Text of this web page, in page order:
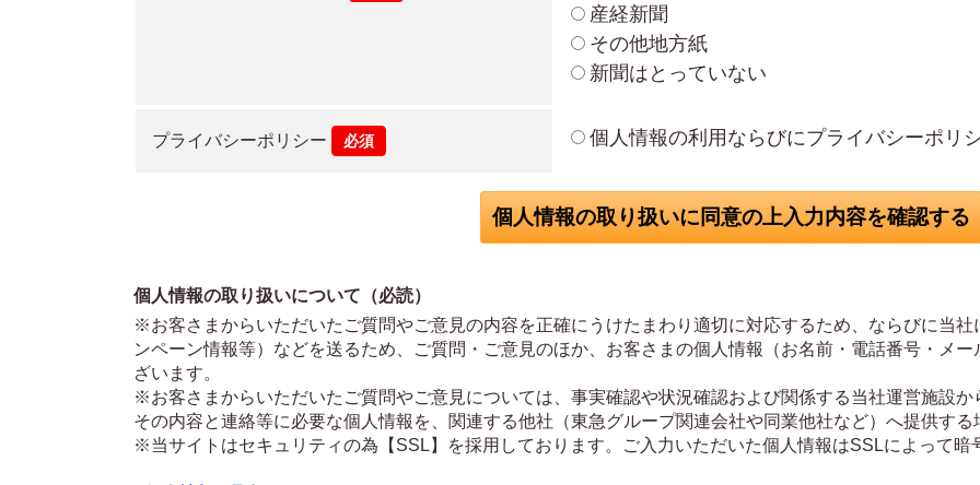
産経新聞
その他地方紙
新聞はとっていない
プライバシーポリシー 必須 個人情報の利用ならびにプライバシーポリ
個人情報の取り扱いについて（必読）
※お客さまからいただいたご質問やご意見の内容を正確にうけたまわり適切に対応するため、ならびに当
ンペーン情報等）などを送るため、ご質問・ご意見のほか、お客さまの個人情報（お名前・電話番号・メ
ざいます。
※お客さまからいただいたご質問やご意見については、事実確認や状況確認および関係する当社運営施設
その内容と連絡等に必要な個人情報を、関連する他社（東急グループ関連会社や同業他社など）へ提供す
※当サイトはセキュリティの為【SSL】を採用しております。ご入力いただいた個人情報はSSLによって